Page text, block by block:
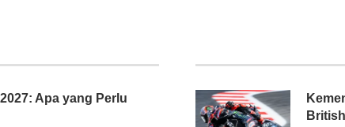
Apa yang Perlu